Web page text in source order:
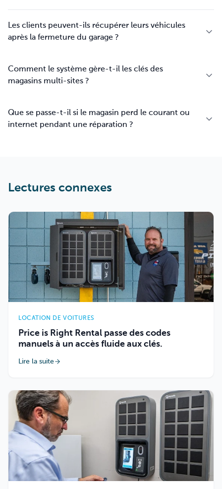
Les clients peuvent-ils récupérer leurs véhicules
après la fermeture du garage ?
Comment le système gère-t-il les clés des
magasins multi-sites ?
Que se passe-t-il si le magasin perd le courant ou
internet pendant une réparation ?
Lectures connexes
LOCATION DE VOITURES
Price is Right Rental passe des codes
manuels à un accès fluide aux clés.
Lire la suite